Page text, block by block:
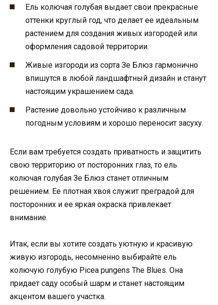
Ель колючая голубая выдает свои прекрасные
оттенки круглый год, что делает ее идеальным
растением для создания живых изгородей или
оформления садовой территории.
Живые изгороди из сорта Зе Блюз гармонично
впишутся в любой ландшафтный дизайн и станут
настоящим украшением сада.
Растение довольно устойчиво к различным
погодным условиям и хорошо переносит засуху.
Если вам требуется создать приватность и защитить
свою территорию от посторонних глаз, то ель
колючая голубая Зе Блюз станет отличным
решением. Ее плотная хвоя служит преградой для
посторонних и ее яркая окраска привлекает
внимание.
Итак, если вы хотите создать уютную и красивую
живую изгородь, несомненно выбирайте ель
колючую голубую Picea pungens The Blues. Она
придает саду особый шарм и станет настоящим
акцентом вашего участка.